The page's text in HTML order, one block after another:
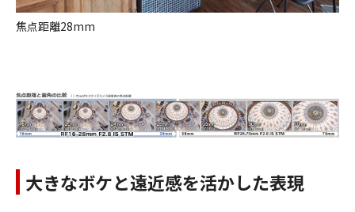
焦点距離28mm
大きなボケと遠近感を活かした表現